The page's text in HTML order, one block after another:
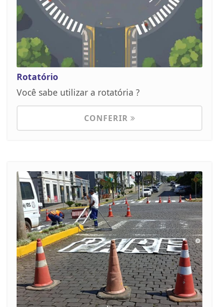
Rotatório
Você sabe utilizar a rotatória ?
CONFERIR